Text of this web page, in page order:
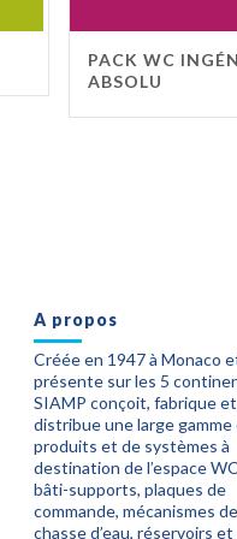
PACK WC
ABSOLU
A propos
Créée en 1947 à Monaco
présente sur les 5
SIAMP conçoit, fabrique et
distribue une large gamme
produits et de systèmes à
destination de l’espace
bâti-supports, plaques de
commande, mécanismes de
chasse d’eau, réservoirs et